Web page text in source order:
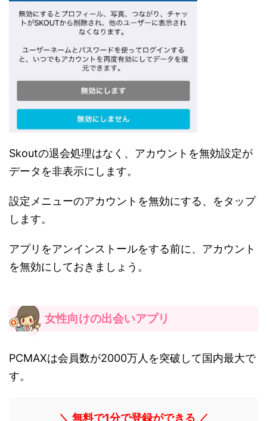
Skoutの退会処理はなく、アカウントを無効設定が
データを非表示にします。
設定メニューのアカウントを無効にする、をタップ
します。
アプリをアンインストールをする前に、アカウント
を無効にしておきましょう。
女性向けの出会いアプリ
PCMAXは会員数が2000万人を突破して国内最大で
す。
＼ 無料で1分で登録ができる ／